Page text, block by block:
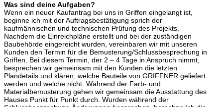
Was sind deine Aufgaben?
Wenn ein neuer Kaufantrag bei uns in Griffen eingelangt ist,
beginne ich mit der Auftragsbestätigung sprich der
kaufmännischen und technischen Prüfung des Projekts.
Nachdem die Einreichpläne erstellt und bei der zuständigen
Baubehörde eingereicht wurden, vereinbaren wir mit unseren
Kunden den Termin für die Bemusterung/Schlussbesprechung in
Griffen. Bei diesem Termin, der 2 – 4 Tage in Anspruch nimmt,
besprechen wir gemeinsam mit den Kunden die letzten
Plandetails und klären, welche Bauteile von GRIFFNER geliefert
werden und welche nicht. Während der Farb- und
Materialbemusterung gehen wir gemeinsam die Ausstattung des
Hauses Punkt für Punkt durch. Wurden während der